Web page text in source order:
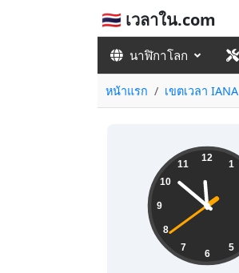
🇹🇭 เวลาใน.com
นาฬิกาโลก
หน้าแรก เขตเวลา IANA
11:51:39 12
1
5
6
7
8
9
10
11